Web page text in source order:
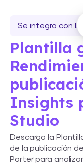
Se integra con
Plantilla
Insights
Studio
Descarga la
de la publicación
Porter para